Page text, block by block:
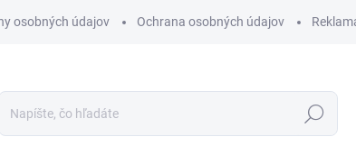
osobných údajov Ochrana osobných údajov
Hľadať